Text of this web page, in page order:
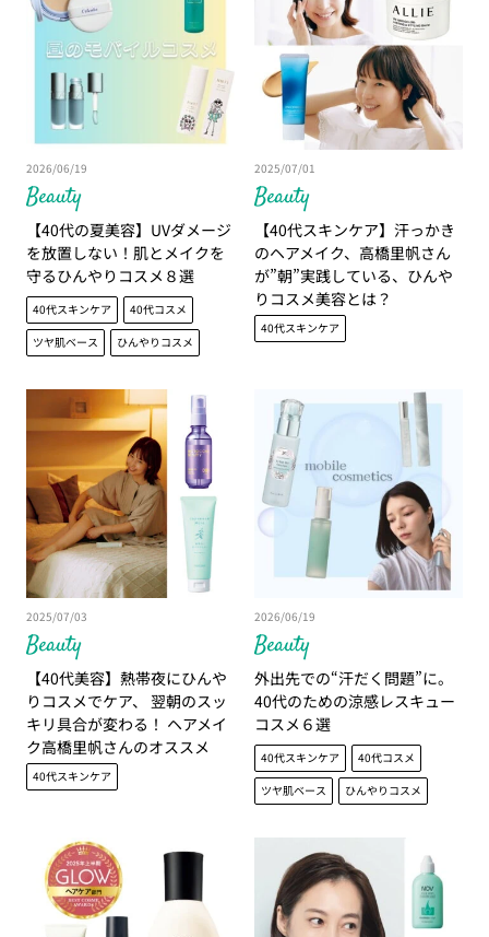
Beauty
2026/06/19
【40代の夏美容】UVダメージ
を放置しない！肌とメイクを
守るひんやりコスメ８選
40代スキンケア
40代コスメ
ツヤ肌ベース
ひんやりコスメ
Beauty
2025/07/01
【40代スキンケア】汗っかき
のヘアメイク、高橋里帆さん
が”朝”実践している、ひんや
りコスメ美容とは？
40代スキンケア
Beauty
2025/07/03
【40代美容】熱帯夜にひんや
りコスメでケア、 翌朝のスッ
キリ具合が変わる！ ヘアメイ
ク高橋里帆さんのオススメ
は？
40代スキンケア
Beauty
2026/06/19
外出先での“汗だく問題”に。
40代のための涼感レスキュー
コスメ６選
40代スキンケア
40代コスメ
ツヤ肌ベース
ひんやりコスメ